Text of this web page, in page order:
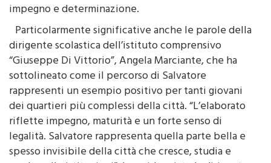
Particolarmente significative anche le parole della
dirigente scolastica dell’istituto comprensivo
“Giuseppe Di Vittorio”, Angela Marciante, che ha
sottolineato come il percorso di Salvatore
rappresenti un esempio positivo per tanti giovani
dei quartieri più complessi della città. “L’elaborato
riflette impegno, maturità e un forte senso di
legalità. Salvatore rappresenta quella parte bella e
spesso invisibile della città che cresce, studia e
crede nelle istituzioni”, ha evidenziato la dirigente.